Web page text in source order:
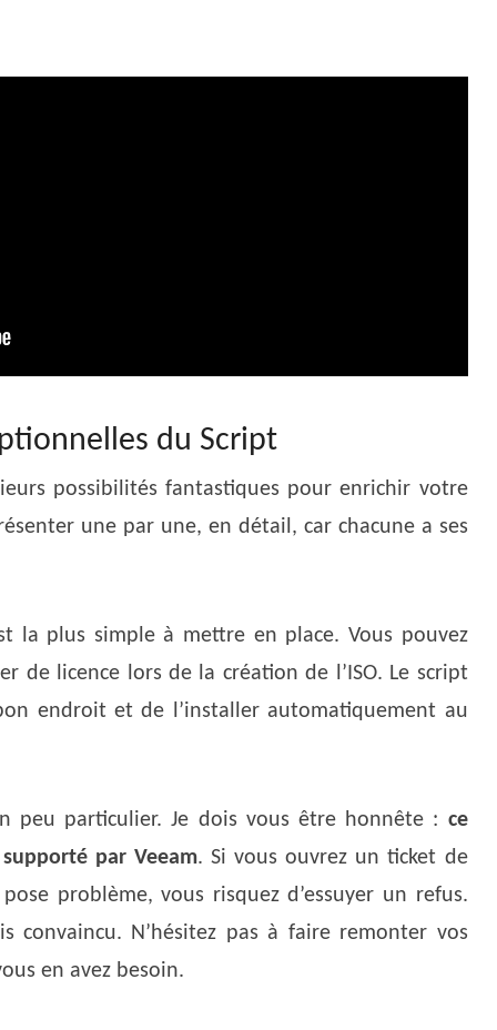
du Script
possibilités fantastiques pour enrichir votre
une par une, en détail, car chacune a ses
la plus simple à mettre en place. Vous pouvez
de licence lors de la création de l’ISO. Le script
endroit et de l’installer automatiquement au
peu particulier. Je dois vous être honnête : ce
par Veeam. Si vous ouvrez un ticket de
problème, vous risquez d’essuyer un refus.
convaincu. N’hésitez pas à faire remonter vos
en avez besoin.